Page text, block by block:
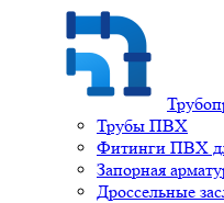
Трубы ПВХ
Фитинги ПВХ
Запорная
Дроссельные